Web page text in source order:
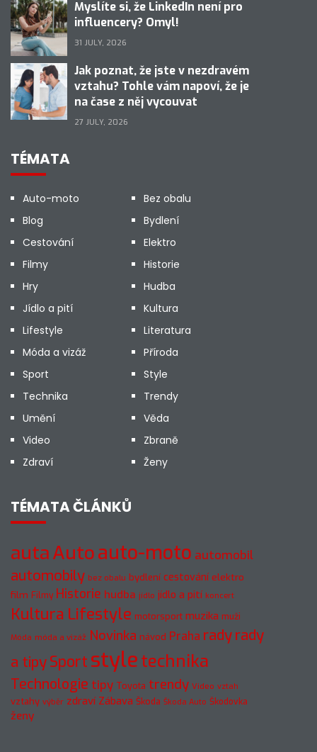
Myslíte si, že LinkedIn není pro
influencery? Omyl!
31 JULY, 2026
Jak poznat, že jste v nezdravém
vztahu? Tohle vám napoví, že je
na čase z něj vycouvat
27 JULY, 2026
TÉMATA
Auto-moto
Bez obalu
Blog
Bydlení
Cestování
Elektro
Filmy
Historie
Hry
Hudba
Jídlo a pití
Kultura
Lifestyle
Literatura
Móda a vizáž
Příroda
Sport
Style
Technika
Trendy
Umění
Věda
Video
Zbraně
Zdraví
Ženy
TÉMATA ČLÁNKŮ
autaAutoauto-moto automobil
automobily bez obalu bydlení cestování elektro
film Filmy Historie hudba jídlo jídlo a pití koncert
Kultura Lifestyle motorsport muzika muži
Móda móda a vizáž Novinka návod Praha radyrady
a tipySport styletechnika
Technologie tipy Toyota trendy Video vztah
vztahy výběr zdraví Zábava Škoda Škoda Auto Škodovka
ženy